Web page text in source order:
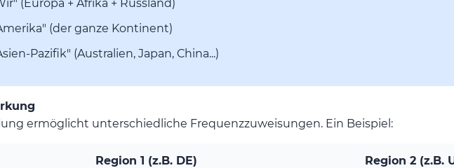
(Europa + Afrika + Russland)
(der ganze Kontinent)
Pazifik" (Australien, Japan, China...)
ermöglicht unterschiedliche Frequenzzuweisungen. Ein Beispiel:
Region 1 (z.B. DE) Region 2 (z.B.